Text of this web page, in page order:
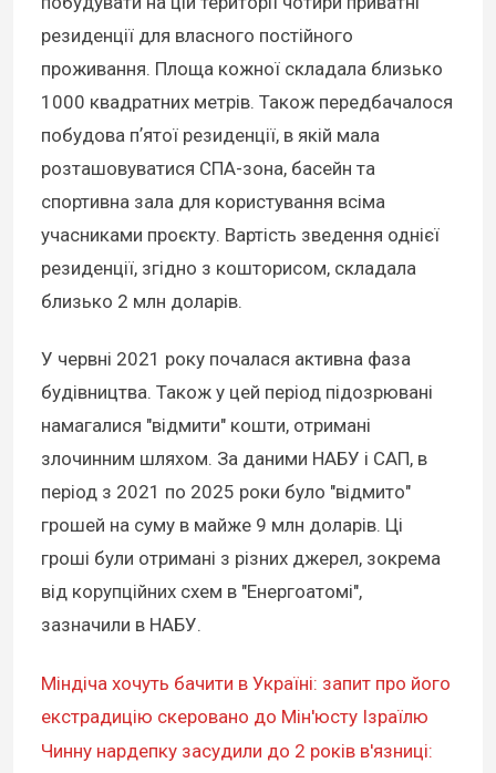
резиденції для власного постійного
проживання. Площа кожної складала близько
1000 квадратних метрів. Також передбачалося
побудова пʼятої резиденції, в якій мала
розташовуватися СПА-зона, басейн та
спортивна зала для користування всіма
учасниками проєкту. Вартість зведення однієї
резиденції, згідно з кошторисом, складала
близько 2 млн доларів.
У червні 2021 року почалася активна фаза
будівництва. Також у цей період підозрювані
намагалися "відмити" кошти, отримані
злочинним шляхом. За даними НАБУ і САП, в
період з 2021 по 2025 роки було "відмито"
грошей на суму в майже 9 млн доларів. Ці
гроші були отримані з різних джерел, зокрема
від корупційних схем в "Енергоатомі",
зазначили в НАБУ.
Міндіча хочуть бачити в Україні: запит про його
екстрадицію скеровано до Мін'юсту Ізраїлю
Чинну нардепку засудили до 2 років в'язниці: